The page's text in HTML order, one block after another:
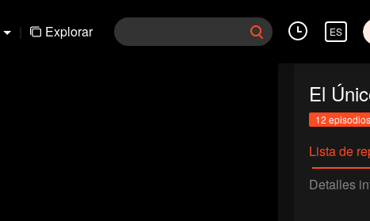
| Explorar ES
El
12 episodios
Lista de
Detalles